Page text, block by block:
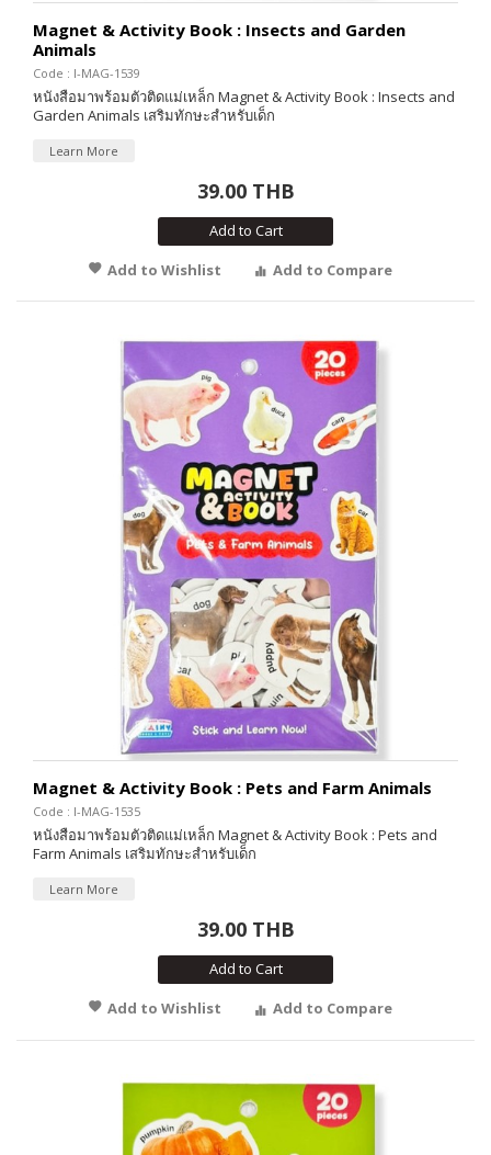
Magnet & Activity Book : Insects and Garden
Animals
Code : I-MAG-1539
หนังสือมาพร้อมตัวติดแม่เหล็ก Magnet & Activity Book : Insects and
Garden Animals เสริมทักษะสำหรับเด็ก
Learn More
39.00 THB
Add to Cart
Add to Wishlist
Add to Compare
Magnet & Activity Book : Pets and Farm Animals
Code : I-MAG-1535
หนังสือมาพร้อมตัวติดแม่เหล็ก Magnet & Activity Book : Pets and
Farm Animals เสริมทักษะสำหรับเด็ก
Learn More
39.00 THB
Add to Cart
Add to Wishlist
Add to Compare